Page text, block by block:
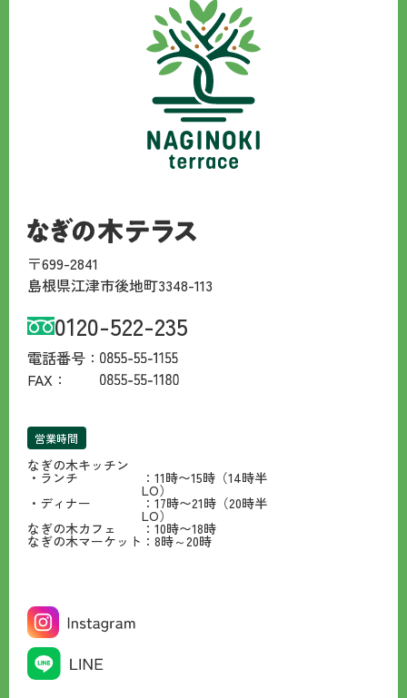
〒699-2841
島根県江津市後地町3348-113
0120-522-235
電話番号：
FAX：
営業時間
なぎの木キッチン
・ランチ ：11時〜15時（14時半
LO）
・ディナー ：17時〜21時（20時半
LO）
なぎの木カフェ ：10時〜18時
なぎの木マーケット ：8時～20時